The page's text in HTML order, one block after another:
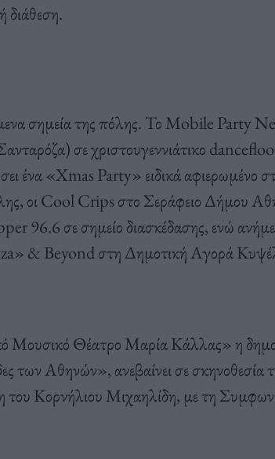
διάθεση.
σημεία της πόλης. Το Mobile Party
σε χριστουγεννιάτικο
ένα «Xmas Party» ειδικά αφιερωμένο
οι Cool Crips στο Σεράφειο Δήμου
96.6 σε σημείο διασκέδασης, ενώ
& Beyond στη Δημοτική Αγορά
Θέατρο Μαρία Κάλλας» η
Αθηνών», ανεβαίνει σε σκηνοθεσία
του Κορνήλιου Μιχαηλίδη, με τη